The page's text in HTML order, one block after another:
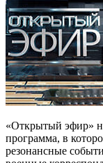
«Открытый эфир»
программа, в
резонансные